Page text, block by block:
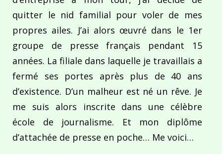
quitter le nid familial pour voler de mes
propres ailes. J’ai alors œuvré dans le 1er
groupe de presse français pendant 15
années. La filiale dans laquelle je travaillais a
fermé ses portes après plus de 40 ans
d’existence. D’un malheur est né un rêve. Je
me suis alors inscrite dans une célèbre
école de journalisme. Et mon diplôme
d’attachée de presse en poche… Me voici…